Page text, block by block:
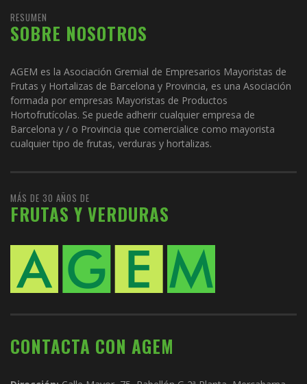
RESUMEN
SOBRE NOSOTROS
AGEM es la Asociación Gremial de Empresarios Mayoristas de
Frutas y Hortalizas de Barcelona y Provincia, es una Asociación
formada por empresas Mayoristas de Productos
Hortofrutícolas. Se puede adherir cualquier empresa de
Barcelona y / o Provincia que comercialice como mayorista
cualquier tipo de frutas, verduras y hortalizas.
MÁS DE 30 AÑOS DE
FRUTAS Y VERDURAS
CONTACTA CON AGEM